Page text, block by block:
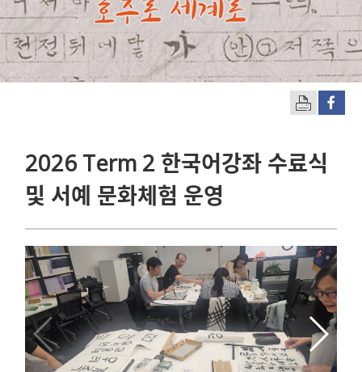
2026 Term 2 한국어강좌 수료식
및 서예 문화체험 운영